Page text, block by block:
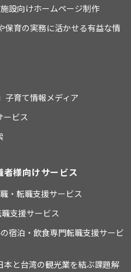
設向けホームページ制作
保育の実務に活かせる有益な情
子育て情報メディア
ービス
者様向けサービス
・転職支援サービス
職支援サービス
宿泊・飲食専門転職支援サービ
本と台湾の観光業を結ぶ課題解